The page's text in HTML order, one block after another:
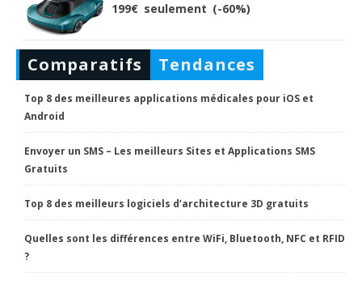
199€ seulement (-60%)
Comparatifs Tendances
Top 8 des meilleures applications médicales pour iOS et
Android
Envoyer un SMS – Les meilleurs Sites et Applications SMS
Gratuits
Top 8 des meilleurs logiciels d’architecture 3D gratuits
Quelles sont les différences entre WiFi, Bluetooth, NFC et RFID
?